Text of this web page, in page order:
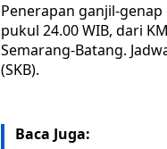
Penerapan ganjil-
pukul 24.00 WIB, dari
Semarang-Batang.
(SKB).
Baca Juga: